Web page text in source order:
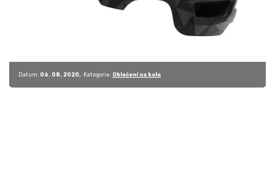
Datum: 06. 08. 2020 Kategorie: Oblečení na kolo